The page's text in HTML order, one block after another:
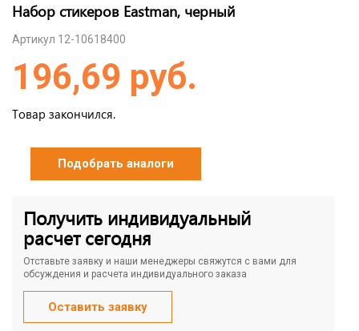
Набор стикеров Eastman, черный
Артикул 12-10618400
196,69 руб.
Товар закончился.
Подобрать аналоги
Получить индивидуальный
расчет сегодня
Отставьте заявку и наши менеджеры свяжутся с вами для
обсуждения и расчета индивидуального заказа
Оставить заявку